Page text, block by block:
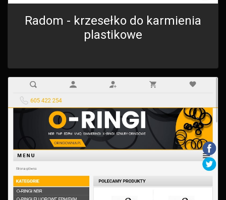
Radom - krzesełko do karmienia
plastikowe